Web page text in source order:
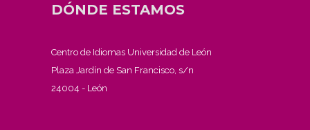
DÓNDE ESTAMOS
Centro de Idiomas Universidad de León
Plaza Jardín de San Francisco, s/n
24004 - León